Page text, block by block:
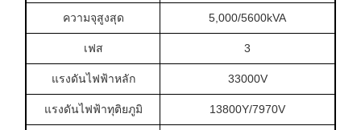
ความจุสูงสุด 5,000/5600kVA
เฟส 3
แรงดันไฟฟ้าหลัก 33000V
แรงดันไฟฟ้าทุติยภูมิ 13800Y/7970V